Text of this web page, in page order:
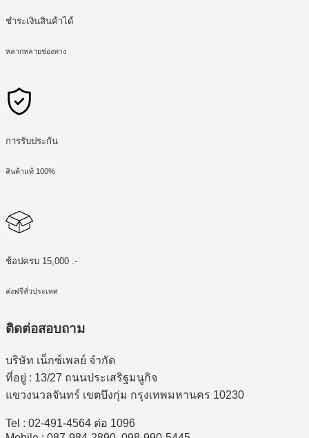
ชำระเงินสินค้าได้
หลากหลายช่องทาง
การรับประกัน
สินค้าแท้ 100%
ช้อปครบ 15,000 .-
ส่งฟรีทั่วประเทศ
ติดต่อสอบถาม
บริษัท เน็กซ์เพลย์ จำกัด
ที่อยู่ : 13/27 ถนนประเสริฐมนูกิจ
แขวงนวลจันทร์ เขตบึงกุ่ม กรุงเทพมหานคร 10230
Tel : 02-491-4564 ต่อ 1096